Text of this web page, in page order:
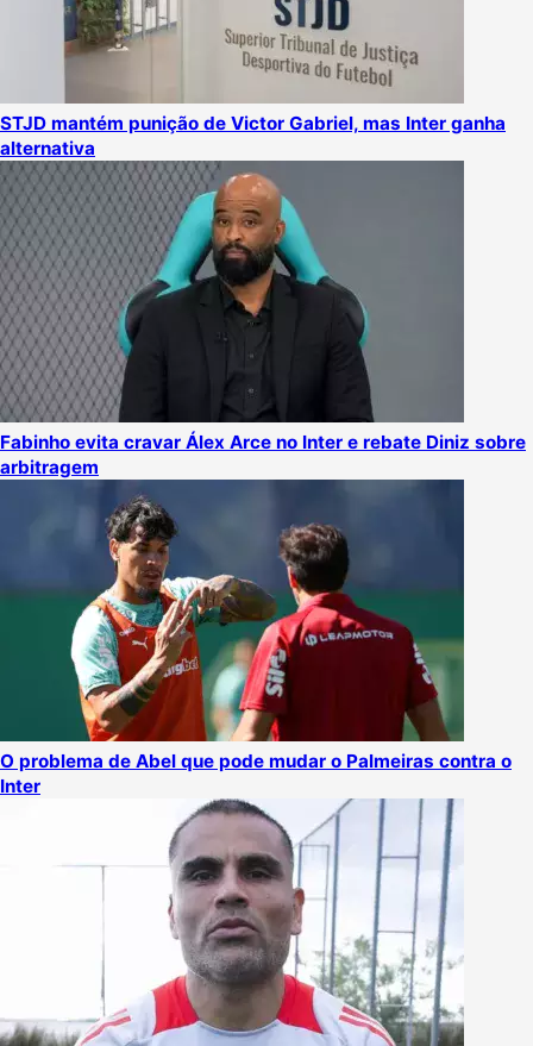
STJD mantém punição de Victor Gabriel, mas Inter ganha
alternativa
Fabinho evita cravar Álex Arce no Inter e rebate Diniz sobre
arbitragem
O problema de Abel que pode mudar o Palmeiras contra o
Inter